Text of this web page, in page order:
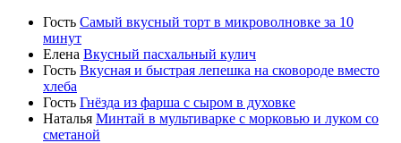
Гость Самый вкусный торт в микроволновке за 10
минут
Елена Вкусный пасхальный кулич
Гость Вкусная и быстрая лепешка на сковороде вместо
хлеба
Гость Гнёзда из фарша с сыром в духовке
Наталья Минтай в мультиварке с морковью и луком со
сметаной